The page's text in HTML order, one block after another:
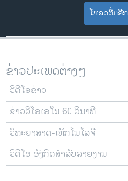
ໂຫລດຕື່ມອີກ
ຂ່າວປະເພດຕ່າງໆ
ວີດີໂອຂ່າວ
ຂ່າວວີໂອເອໃນ 60 ວິນາທີ
ວິທະຍາສາດ-ເທັກໂນໂລຈີ
ວີດີໂອ ອັງກິດສຳລັບລາຍງານ